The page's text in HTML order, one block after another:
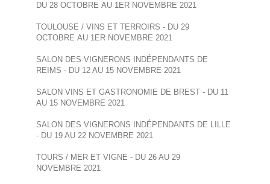
DU 28 OCTOBRE AU 1ER NOVEMBRE 2021
TOULOUSE / VINS ET TERROIRS - DU 29
OCTOBRE AU 1ER NOVEMBRE 2021
SALON DES VIGNERONS INDÉPENDANTS DE
REIMS - DU 12 AU 15 NOVEMBRE 2021
SALON VINS ET GASTRONOMIE DE BREST - DU 11
AU 15 NOVEMBRE 2021
SALON DES VIGNERONS INDÉPENDANTS DE LILLE
- DU 19 AU 22 NOVEMBRE 2021
TOURS / MER ET VIGNE - DU 26 AU 29
NOVEMBRE 2021